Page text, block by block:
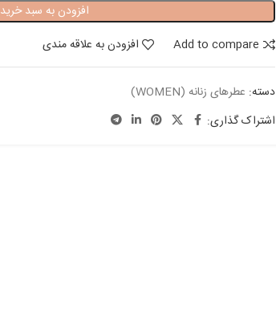
افزودن به سبد خرید
Add to compare
افزودن به علاقه مندی
دسته: عطرهای زنانه (WOMEN)
اشتراک گذاری: